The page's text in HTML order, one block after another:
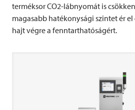
terméksor CO2-lábnyomát is
magasabb hatékonysági szintet ér
hajt végre a fenntarthatóságért.